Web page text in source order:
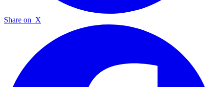
Share on X